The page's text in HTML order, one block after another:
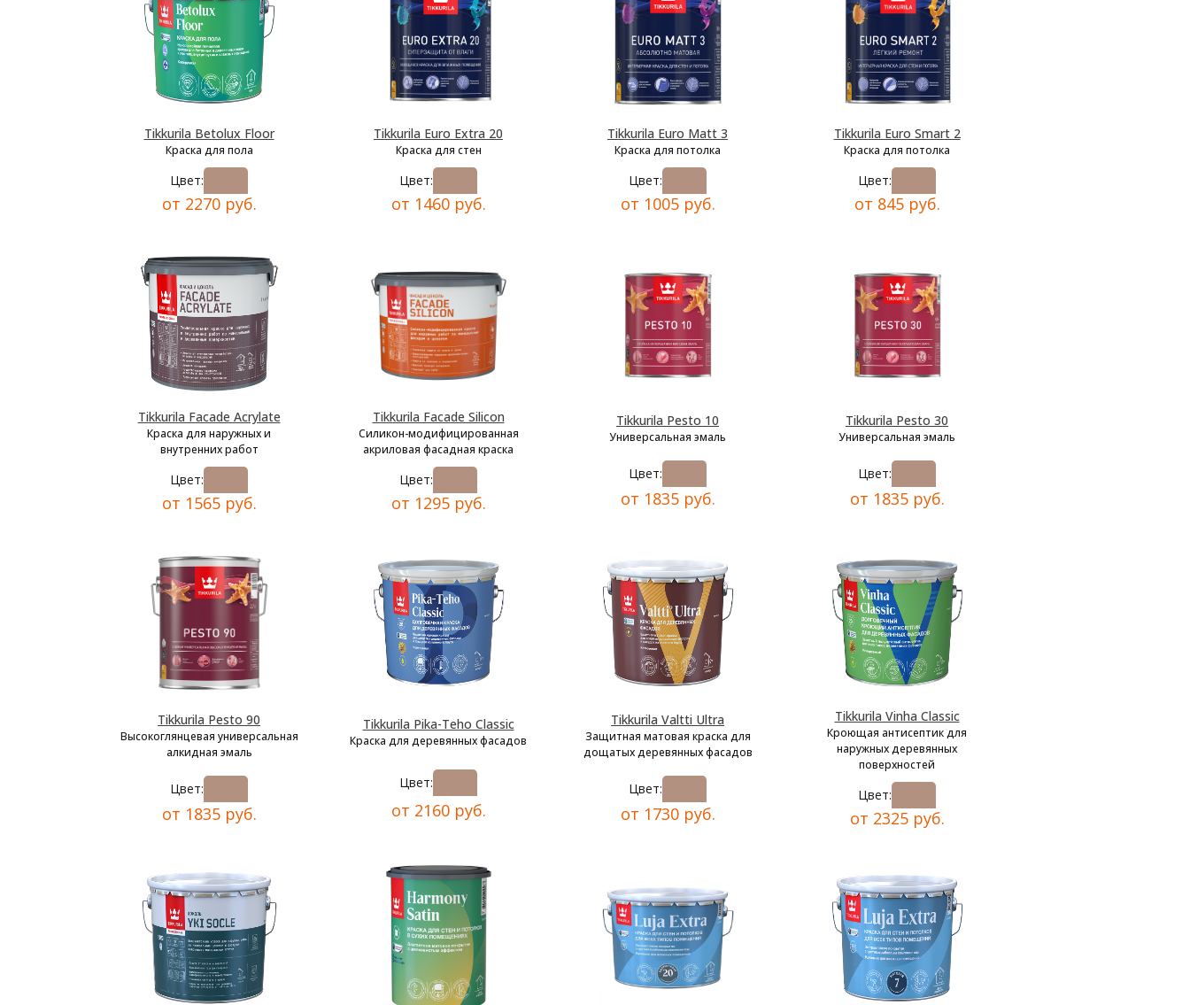
Tikkurila Betolux Floor
Краска для пола
Цвет:
от 2270 руб.
Tikkurila Euro Extra 20
Краска для стен
Цвет:
от 1460 руб.
Tikkurila Euro Matt 3
Краска для потолка
Цвет:
от 1005 руб.
Tikkurila Euro Smart 2
Краска для потолка
Цвет:
от 845 руб.
Tikkurila Facade Acrylate
Краска для наружных и
внутренних работ
Цвет:
от 1565 руб.
Tikkurila Facade Silicon
Силикон-модифицированная
акриловая фасадная краска
Цвет:
от 1295 руб.
Tikkurila Pesto 10
Универсальная эмаль
Цвет:
от 1835 руб.
Tikkurila Pesto 30
Универсальная эмаль
Цвет:
от 1835 руб.
Tikkurila Pesto 90
Высокоглянцевая универсальная
алкидная эмаль
Цвет:
от 1835 руб.
Tikkurila Pika-Teho Classic
Краска для деревянных фасадов
Цвет:
от 2160 руб.
Tikkurila Valtti Ultra
Защитная матовая краска для
дощатых деревянных фасадов
Цвет:
от 1730 руб.
Tikkurila Vinha Classic
Кроющая антисептик для
наружных деревянных
поверхностей
Цвет:
от 2325 руб.